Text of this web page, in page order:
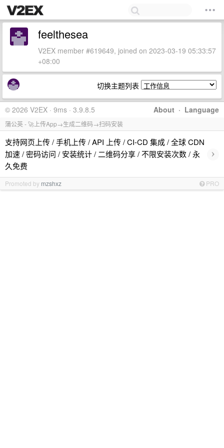
feelthesea
V2EX member #619649, joined on 2023-03-19 05:33:57
+08:00
切换主题列表
About · Language
© 2026 V2EX · 9ms · 3.9.8.5
蒲公英 - 🚀上传App→生成二维码→扫码安装
支持网页上传 / 手机上传 / API 上传 / CI-CD 集成 / 全球 CDN
加速 / 密码访问 / 安装统计 / 二维码分享 / 不限安装次数 / 永
久免费
›
Promoted by mzshxz PRO